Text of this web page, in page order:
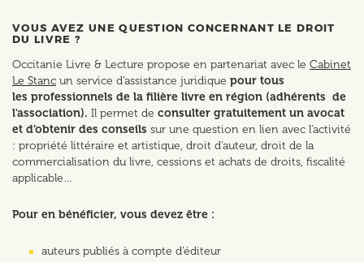
VOUS AVEZ UNE QUESTION CONCERNANT LE DROIT
DU LIVRE ?
Occitanie Livre & Lecture propose en partenariat avec le Cabinet
Le Stanc un service d'assistance juridique pour tous
les professionnels de la filière livre en région (adhérents de
l'association). Il permet de consulter gratuitement un avocat
et d’obtenir des conseils sur une question en lien avec l’activité
: propriété littéraire et artistique, droit d’auteur, droit de la
commercialisation du livre, cessions et achats de droits, fiscalité
applicable…
Pour en bénéficier, vous devez être :
auteurs publiés à compte d’éditeur